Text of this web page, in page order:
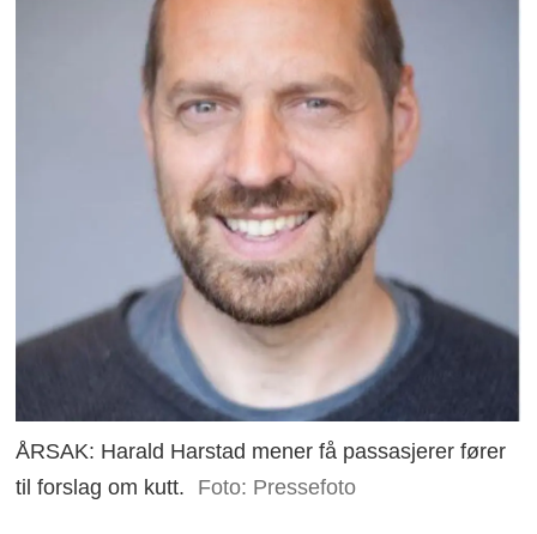
ÅRSAK: Harald Harstad mener få passasjerer fører
til forslag om kutt.
Foto: Pressefoto